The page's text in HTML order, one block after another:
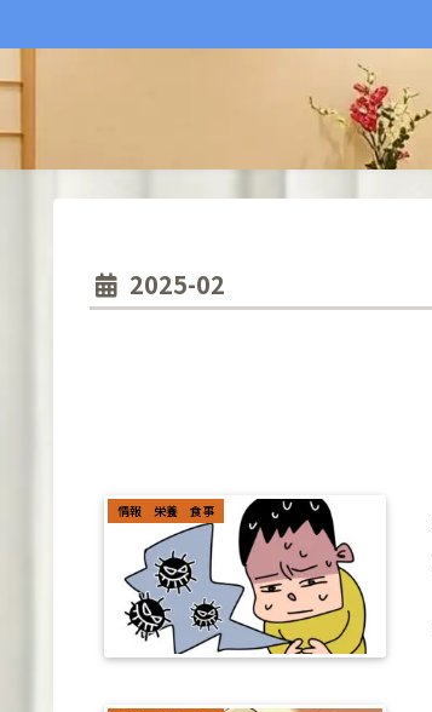
2025-02
情報 栄養 食事